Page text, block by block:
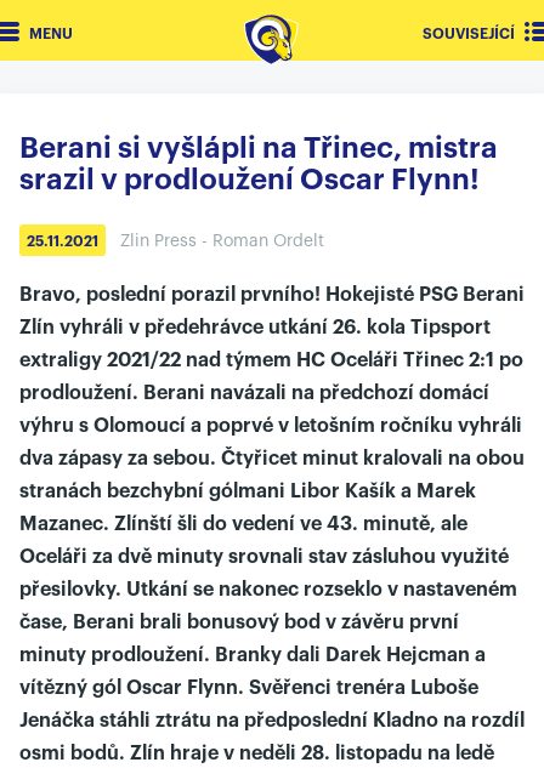
MENU SOUVISEJÍCÍ
Berani si vyšlápli na Třinec, mistra
srazil v prodloužení Oscar Flynn!
25.11.2021 Zlin Press - Roman Ordelt
Bravo, poslední porazil prvního! Hokejisté PSG Berani
Zlín vyhráli v předehrávce utkání 26. kola Tipsport
extraligy 2021/22 nad týmem HC Oceláři Třinec 2:1 po
prodloužení. Berani navázali na předchozí domácí
výhru s Olomoucí a poprvé v letošním ročníku vyhráli
dva zápasy za sebou. Čtyřicet minut kralovali na obou
stranách bezchybní gólmani Libor Kašík a Marek
Mazanec. Zlínští šli do vedení ve 43. minutě, ale
Oceláři za dvě minuty srovnali stav zásluhou využité
přesilovky. Utkání se nakonec rozseklo v nastaveném
čase, Berani brali bonusový bod v závěru první
minuty prodloužení. Branky dali Darek Hejcman a
vítězný gól Oscar Flynn. Svěřenci trenéra Luboše
Jenáčka stáhli ztrátu na předposlední Kladno na rozdíl
osmi bodů. Zlín hraje v neděli 28. listopadu na ledě